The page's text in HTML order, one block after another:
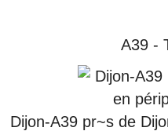
A39 -
Dijon-A39 pr~s de